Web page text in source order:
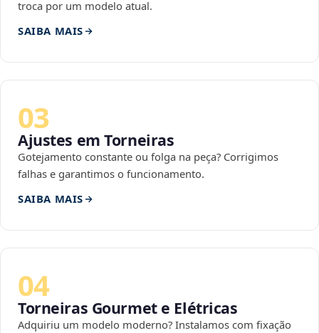
troca por um modelo atual.
SAIBA MAIS
03
Ajustes em Torneiras
Gotejamento constante ou folga na peça? Corrigimos
falhas e garantimos o funcionamento.
SAIBA MAIS
04
Torneiras Gourmet e Elétricas
Adquiriu um modelo moderno? Instalamos com fixação